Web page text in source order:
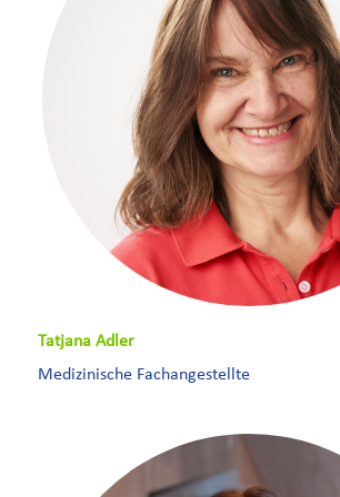
Tatjana Adler
Medizinische Fachangestellte